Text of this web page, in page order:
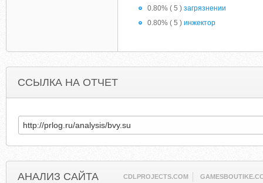
0.80% ( 5 ) загрязнении
0.80% ( 5 ) инжектор
ССЫЛКА НА ОТЧЕТ
АНАЛИЗ САЙТА CDLPROJECTS.COM